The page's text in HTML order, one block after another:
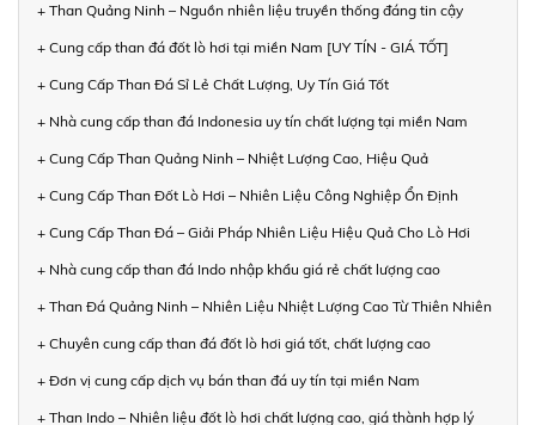
+ Than Quảng Ninh – Nguồn nhiên liệu truyền thống đáng tin cậy
+ Cung cấp than đá đốt lò hơi tại miền Nam [UY TÍN - GIÁ TỐT]
+ Cung Cấp Than Đá Sỉ Lẻ Chất Lượng, Uy Tín Giá Tốt
+ Nhà cung cấp than đá Indonesia uy tín chất lượng tại miền Nam
+ Cung Cấp Than Quảng Ninh – Nhiệt Lượng Cao, Hiệu Quả
+ Cung Cấp Than Đốt Lò Hơi – Nhiên Liệu Công Nghiệp Ổn Định
+ Cung Cấp Than Đá – Giải Pháp Nhiên Liệu Hiệu Quả Cho Lò Hơi
+ Nhà cung cấp than đá Indo nhập khẩu giá rẻ chất lượng cao
+ Than Đá Quảng Ninh – Nhiên Liệu Nhiệt Lượng Cao Từ Thiên Nhiên
+ Chuyên cung cấp than đá đốt lò hơi giá tốt, chất lượng cao
+ Đơn vị cung cấp dịch vụ bán than đá uy tín tại miền Nam
+ Than Indo – Nhiên liệu đốt lò hơi chất lượng cao, giá thành hợp lý